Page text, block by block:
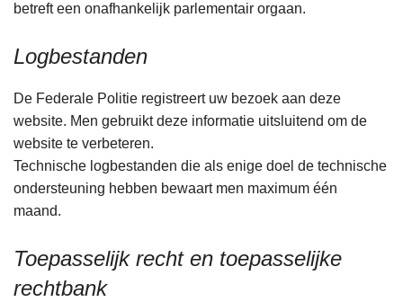
betreft een onafhankelijk parlementair orgaan.
Logbestanden
De Federale Politie registreert uw bezoek aan deze
website. Men gebruikt deze informatie uitsluitend om de
website te verbeteren.
Technische logbestanden die als enige doel de technische
ondersteuning hebben bewaart men maximum één
maand.
Toepasselijk recht en toepasselijke
rechtbank